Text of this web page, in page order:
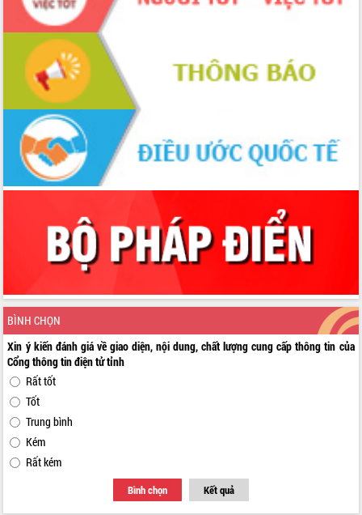
BÌNH CHỌN
Xin ý kiến đánh giá về giao diện, nội dung, chất lượng cung cấp thông tin của
Cổng thông tin điện tử tỉnh
Rất tốt
Tốt
Trung bình
Kém
Rất kém
Bình chọn Kết quả